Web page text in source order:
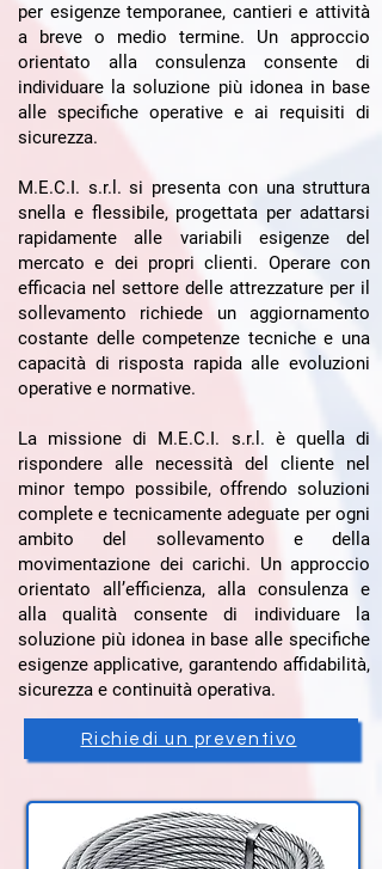
per esigenze temporanee, cantieri e attività
a breve o medio termine. Un approccio
orientato alla consulenza consente di
individuare la soluzione più idonea in base
alle specifiche operative e ai requisiti di
sicurezza.
M.E.C.I. s.r.l. si presenta con una struttura
snella e flessibile, progettata per adattarsi
rapidamente alle variabili esigenze del
mercato e dei propri clienti. Operare con
efficacia nel settore delle attrezzature per il
sollevamento richiede un aggiornamento
costante delle competenze tecniche e una
capacità di risposta rapida alle evoluzioni
operative e normative.
La missione di M.E.C.I. s.r.l. è quella di
rispondere alle necessità del cliente nel
minor tempo possibile, offrendo soluzioni
complete e tecnicamente adeguate per ogni
ambito del sollevamento e della
movimentazione dei carichi. Un approccio
orientato all’efficienza, alla consulenza e
alla qualità consente di individuare la
soluzione più idonea in base alle specifiche
esigenze applicative, garantendo affidabilità,
sicurezza e continuità operativa.
Richiedi un preventivo